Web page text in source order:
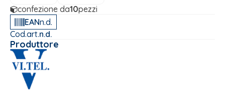
confezione da10pezzi
EANn.d.
Cod.art.n.d.
Produttore